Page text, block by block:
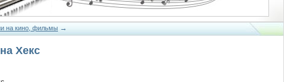
на кино, фильмы →
Хекс